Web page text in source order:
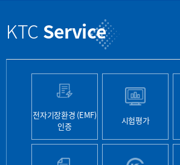
KTC Service
전자기장환경 (EMF)
인증
시험평가